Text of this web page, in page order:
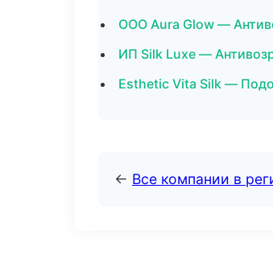
ООО Aura Glow —
ИП Silk Luxe —
Esthetic Vita Silk —
← Все компании в